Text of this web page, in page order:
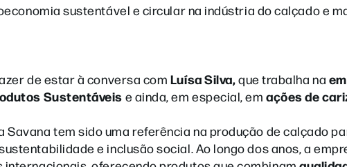
sustentável e circular na indústria do calçado e
de estar à conversa com Luísa Silva,que trabalha na
Sustentáveis e ainda, em especial, emações de
Savana tem sido uma referência na produção de calçado
e inclusão social. Ao longo dos anos, a